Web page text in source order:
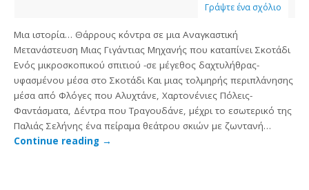
Γράψτε ένα σχόλιο
Μια ιστορία… Θάρρους κόντρα σε μια Αναγκαστική
Μετανάστευση Μιας Γιγάντιας Μηχανής που καταπίνει Σκοτάδι
Ενός μικροσκοπικού σπιτιού -σε μέγεθος δαχτυλήθρας-
υφασμένου μέσα στο Σκοτάδι Και μιας τολμηρής περιπλάνησης
μέσα από Φλόγες που Αλυχτάνε, Χαρτονένιες Πόλεις-
Φαντάσματα, Δέντρα που Τραγουδάνε, μέχρι το εσωτερικό της
Παλιάς Σελήνης ένα πείραμα θεάτρου σκιών με ζωντανή…
Continue reading →